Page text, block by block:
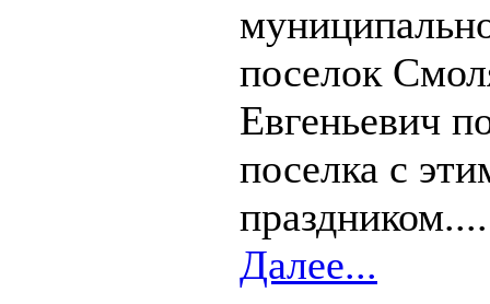
поселок
Евгеньевич
поселка с
праздником....
Далее...